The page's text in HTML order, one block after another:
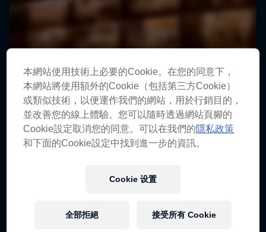
本網站使用技術上必要的Cookie。在您的同意下，
本網站將使用額外的Cookie（包括第三方Cookie）
或類似技術，以便運作我們的網站，用於行銷目的，
並改善您的線上體驗。您可以隨時透過網站頁腳的
Cookie設定取消您的同意。可以在我們的隱私政策
和下面的Cookie設定中找到進一步的資訊。
Cookie 设置
全部拒絕 接受所有 Cookie